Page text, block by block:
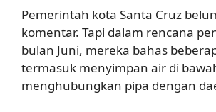
Pemerintah kota Santa Cruz
komentar. Tapi dalam rencana
bulan Juni, mereka bahas
termasuk menyimpan air di
menghubungkan pipa dengan